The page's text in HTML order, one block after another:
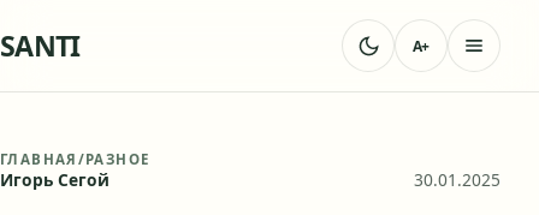
SANTI A+
ГЛАВНАЯ /РАЗНОЕ
Игорь Сегой 30.01.2025